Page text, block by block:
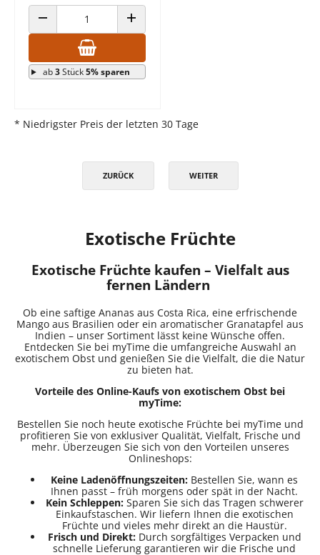
ANZAHL VERRINGERN ANZAHL ERHÖHEN
ab3Stück5% sparen
* Niedrigster Preis der letzten 30 Tage
ZURÜCK WEITER
Exotische Früchte
Exotische Früchte kaufen – Vielfalt aus
fernen Ländern
Ob eine saftige Ananas aus Costa Rica, eine erfrischende
Mango aus Brasilien oder ein aromatischer Granatapfel aus
Indien – unser Sortiment lässt keine Wünsche offen.
Entdecken Sie bei myTime die umfangreiche Auswahl an
exotischem Obst und genießen Sie die Vielfalt, die die Natur
zu bieten hat.
Vorteile des Online-Kaufs von exotischem Obst bei
myTime:
Bestellen Sie noch heute exotische Früchte bei myTime und
profitieren Sie von exklusiver Qualität, Vielfalt, Frische und
mehr. Überzeugen Sie sich von den Vorteilen unseres
Onlineshops:
Keine Ladenöffnungszeiten: Bestellen Sie, wann es
Ihnen passt – früh morgens oder spät in der Nacht.
Kein Schleppen:Sparen Sie sich das Tragen schwerer
Einkaufstaschen. Wir liefern Ihnen die exotischen
Früchte und vieles mehr direkt an die Haustür.
Frisch und Direkt:Durch sorgfältiges Verpacken und
schnelle Lieferung garantieren wir die Frische und